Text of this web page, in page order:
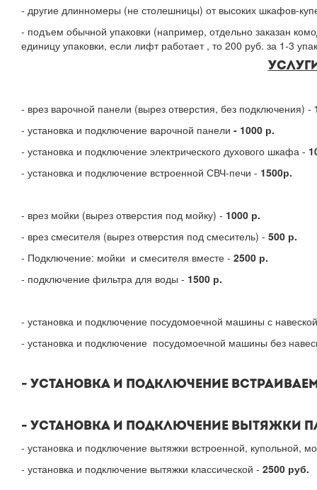
- другие длинномеры (не столешницы) от высоких шкафов-
- подъем обычной упаковки (например, отдельно заказан
единицу упаковки, если лифт работает , то 200 руб. за 1-3
- врез варочной панели (вырез отверстия, без подключения) -
- установка и подключение варочной панели - 1000 р.
- установка и подключение электрического духового шкафа -
- установка и подключение встроенной СВЧ-печи - 1500р.
- врез мойки (вырез отверстия под мойку) - 1000 р.
- врез смесителя (вырез отверстия под смеситель) - 500 р.
- Подключение: мойки и смесителя вместе - 2500 р.
- подключение фильтра для воды - 1500 р.
- установка и подключение посудомоечной машины с
- установка и подключение посудомоечной машины без
- УСТАНОВКА И ПОДКЛЮЧЕНИЕ
- УСТАНОВКА И ПОДКЛЮЧЕНИЕ ВЫТЯЖКИ
- установка и подключение вытяжки встроенной, купольной,
- установка и подключение вытяжки классической - 2500 руб.